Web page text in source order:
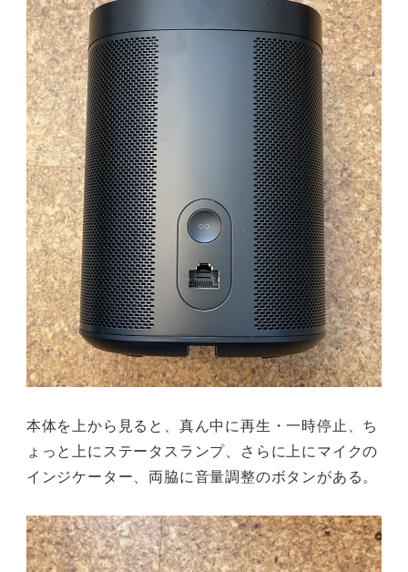
本体を上から見ると、真ん中に再生・一時停止、ち
ょっと上にステータスランプ、さらに上にマイクの
インジケーター、両脇に音量調整のボタンがある。